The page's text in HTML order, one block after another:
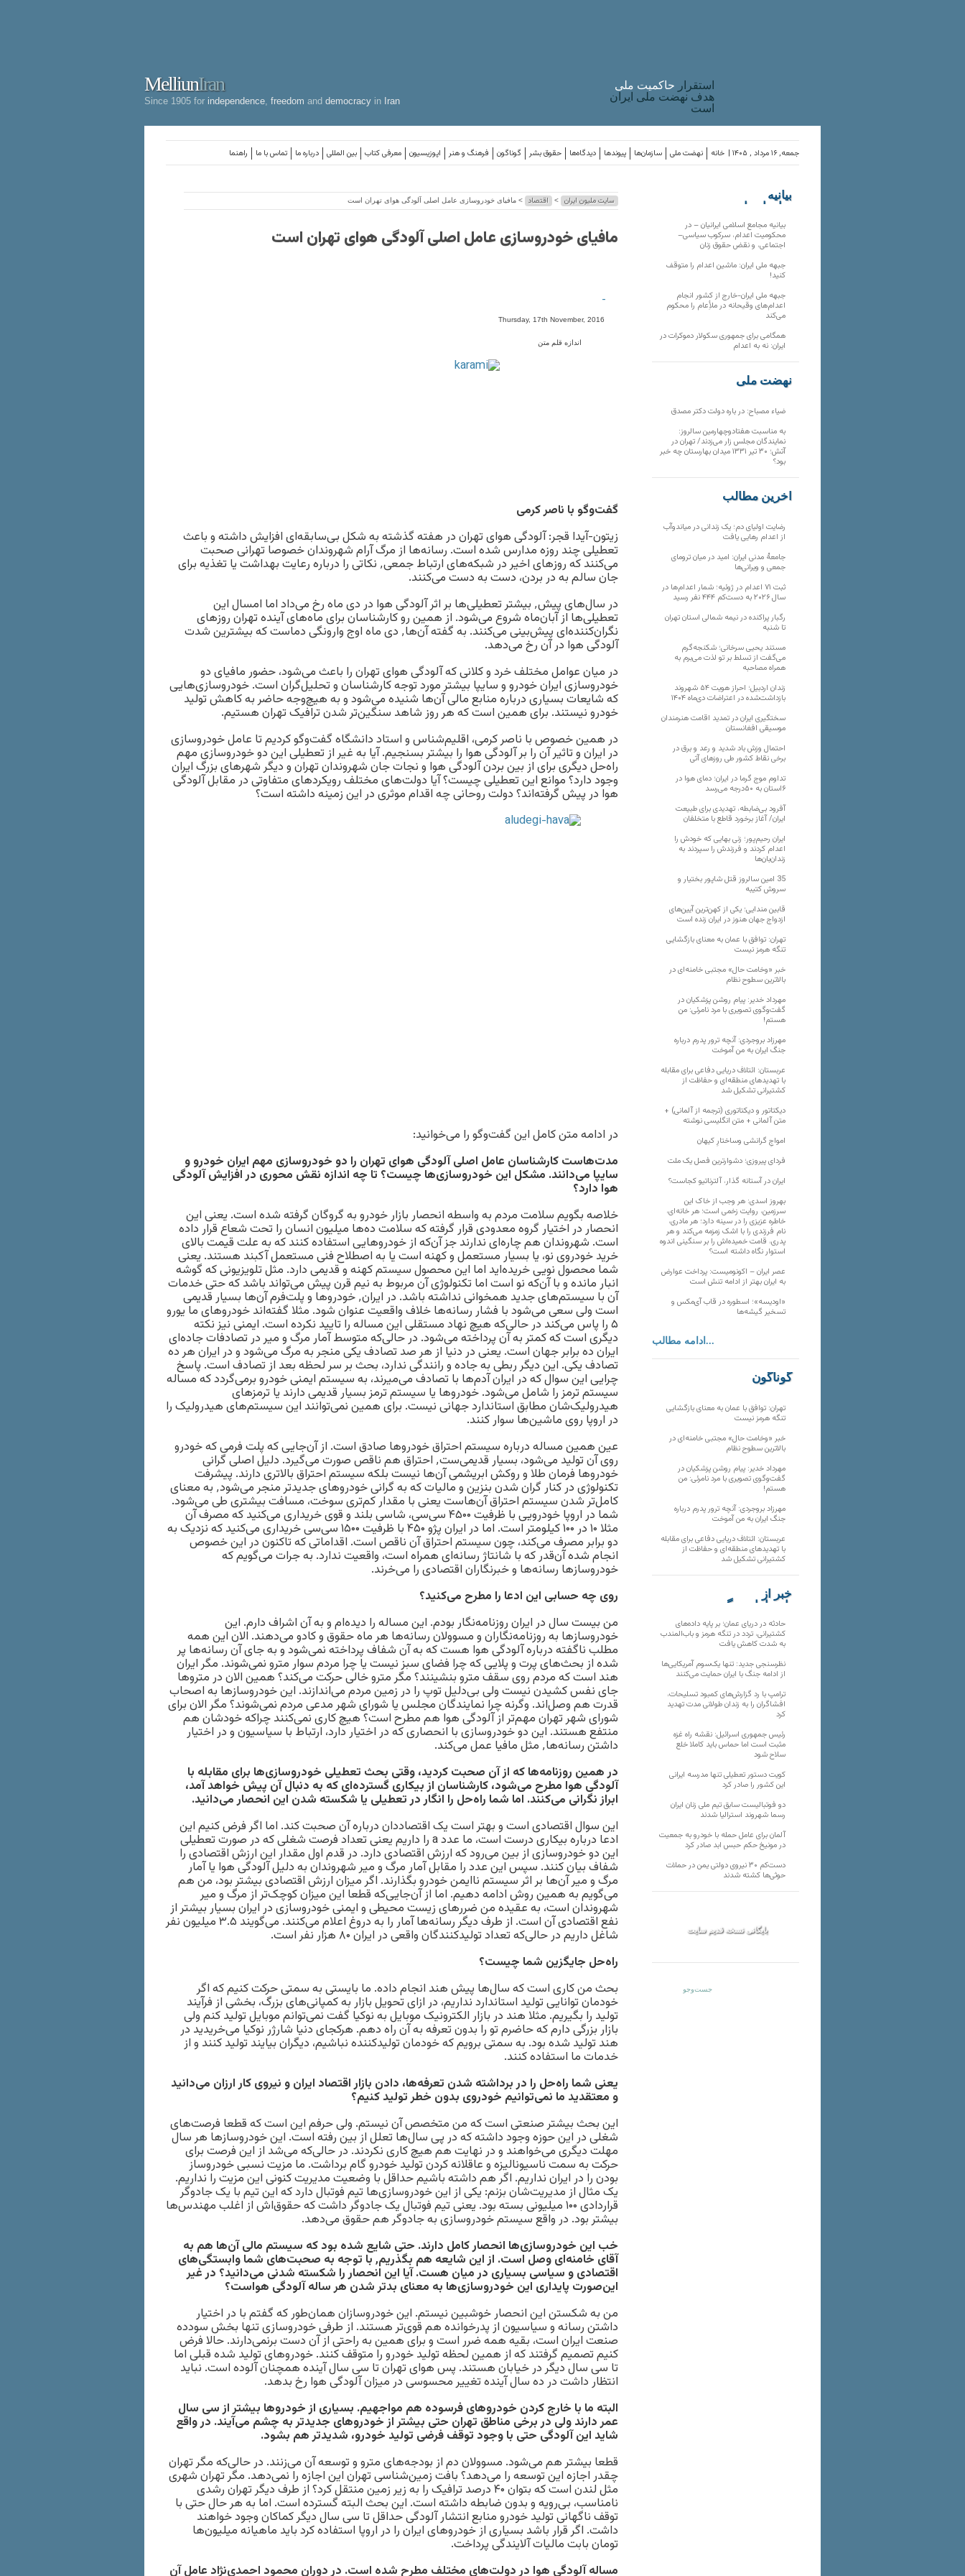
MelliunIran
Since 1905 for independence freedom and democracy in Iran
استقرار حاکميت ملی
هدف نهضت ملی ایران
است
راهنما تماس با ما درباره ما بین المللی معرفی کتاب اپوزیسیون فرهنگ و هنر گوناگون حقوق بشر دیدگاه‌ها پیوندها سازمان‌ها نهضت ملی خانه جمعه, ۱۶ مرداد , ۱۴۰۵ |
سایت ملیون ایران > اقتصاد > مافیای خودروسازی عامل اصلی آلودگی هوای تهران است
مافیای خودروسازی عامل اصلی آلودگی هوای تهران است
-
Thursday, 17th November, 2016
اندازه قلم متن
گفت‌وگو با ناصر کرمی
زیتون-‌آیدا قجر: آلودگی‌ هوای تهران در هفته گذشته به شکل بی‌سابقه‌ای افزایش داشته و باعث
تعطیلی چند روزه مدارس شده است. رسانه‌ها از مرگ آرام شهروندان خصوصا تهرانی صحبت
می‌کنند که روزهای اخیر در شبکه‌های ارتباط جمعی٬ نکاتی را درباره رعایت بهداشت یا تغذیه برای
جان سالم به در بردن، دست به دست می‌کنند.
در سال‌های پیش٬ بیشتر تعطیلی‌ها بر اثر آلودگی هوا در دی ماه رخ می‌داد اما امسال این
تعطیلی‌ها از آبان‌ماه شروع می‌شود. از همین رو کارشناسان برای ماه‌های آینده تهران روزهای
نگران‌کننده‌ای پیش‌بینی می‌کنند. به گفته آن‌ها٬ دی ماه اوج وارونگی دماست که بیشترین شدت
آلودگی هوا در آن رخ می‌دهد.
در میان عوامل مختلف خرد و کلانی که آلودگی هوای تهران را باعث می‌شود، حضور مافیای دو
خودروسازی ایران خودرو و سایپا بیشتر مورد توجه کارشناسان و تحلیل‌گران است. خودروسازی‌هایی
که شایعات بسیاری درباره منابع مالی آن‌ها شنیده می‌شود و به هیچ‌وجه حاضر به کاهش تولید
خودرو نیستند. برای همین است که هر روز شاهد سنگین‌تر شدن ترافیک تهران هستیم.
در همین خصوص با ناصر کرمی، اقلیم‌شناس و استاد دانشگاه گفت‌وگو کردیم تا عامل خودروسازی
در ایران و تاثیر آن را بر آلودگی هوا را بیشتر بسنجیم. آیا به غیر از تعطیلی این دو خودروسازی مهم
راه‌حل دیگری برای از بین بردن آلودگی هوا و نجات جان شهروندان تهران و دیگر شهرهای بزرگ ایران
وجود دارد؟ موانع این تعطیلی چیست؟ آیا دولت‌های مختلف رویکردهای متفاوتی در مقابل آلودگی
هوا در پیش گرفته‌اند؟ دولت روحانی چه اقدام موثری در این زمینه داشته است؟
در ادامه متن کامل این گفت‌وگو را می‌خوانید:
مدت‌هاست کارشناسان عامل اصلی آلودگی هوای تهران را دو خودروسازی مهم ایران خودرو و
سایپا می‌دانند. مشکل این خودروسازی‌ها چیست؟ تا چه اندازه نقش محوری در افزایش آلودگی
هوا دارد؟
خلاصه بگویم سلامت مردم به واسطه انحصار بازار خودرو به گروگان‌ گرفته شده است. یعنی این
انحصار در اختیار گروه معدودی قرار گرفته که سلامت ده‌ها میلیون انسان را تحت شعاع قرار داده
است. شهروندان هم چاره‌ای ندارند جز آن‌که از خودروهایی استفاده کنند که به علت قیمت بالای
خرید خودروی نو، یا بسیار مستعمل و کهنه است یا به اصطلاح فنی مستعمل آکبند هستند. یعنی
شما محصول نویی خریده‌اید اما این محصول سیستم کهنه و قدیمی دارد. مثل تلویزیونی که گوشه
انبار مانده و با آن‌که نو است اما تکنولوژی آن مربوط به نیم قرن پیش می‌تواند باشد که حتی خدمات
آن با سیستم‌های جدید همخوانی نداشته باشد. در ایران٬ خودروها و پلت‌فرم آن‌ها بسیار قدیمی
است ولی سعی می‌شود با فشار رسانه‌ها خلاف واقعیت عنوان شود. مثلا گفته‌اند خودروهای ما یورو
۵ را پاس می‌کند در حالی‌که هیچ نهاد مستقلی این مساله را تایید نکرده است. ایمنی نیز نکته
دیگری است که کمتر به آن پرداخته می‌شود. در حالی‌که متوسط آمار مرگ و میر در تصادفات جاده‌ای
ایران ده برابر جهان است. یعنی در دنیا از هر صد تصادف یکی منجر به مرگ می‌شود و در ایران هر ده
تصادف یکی. این دیگر ربطی به جاده و رانندگی ندارد، بحث بر سر لحظه بعد از تصادف است. پاسخ
چرایی این سوال که در ایران آدم‌ها با تصادف می‌میرند، به سیستم ایمنی خودرو برمی‌گردد که مساله
سیستم ترمز را شامل می‌شود. خودروها یا سیستم ترمز بسیار قدیمی دارند یا ترمزهای
هیدرولیک‌شان مطابق استاندارد جهانی نیست. برای همین نمی‌توانند این سیستم‌های هیدرولیک را
در اروپا روی ماشین‌ها سوار کنند.
عین همین مساله درباره سیستم احتراق خودروها صادق است. از آن‌جایی که پلت فرمی که خودرو
روی آن تولید می‌شود، بسیار قدیمی‌ست٬ احتراق هم ناقص صورت می‌گیرد. دلیل اصلی گرانی
خودروها فرمان طلا و روکش ابریشمی آن‌ها نیست بلکه سیستم احتراق بالاتری دارند. پیشرفت
تکنولوژی در کنار گران شدن بنزین و مالیات که به گرانی خودروهای جدیدتر منجر می‌شود٬ به معنای
کامل‌تر شدن سیستم احتراق آن‌هاست یعنی با مقدار کم‌تری سوخت، مسافت بیشتری طی می‌شود.
شما در اروپا خودرویی با ظرفیت ۴۵۰۰ سی‌سی‌، شاسی بلند و قوی خریداری می‌کنید که مصرف آن
مثلا ۱۰ در ۱۰۰ کیلومتر است. اما در ایران پژو ۴۵۰ با ظرفیت ۱۵۰۰ سی‌سی خریداری می‌کنید که نزدیک به
دو برابر مصرف می‌کند، چون سیستم احتراق آن ناقص است. اقداماتی که تاکنون در این خصوص
انجام شده آن‌قدر که با شانتاژ رسانه‌ای همراه است، واقعیت ندارد. به جرات می‌گویم که
خودروسازها رسانه‌ها و خبرنگاران اقتصادی را می‌خرند.
روی چه حسابی این ادعا را مطرح می‌کنید؟
من بیست سال در ایران روزنامه‌نگار بودم. این مساله را دیده‌ام و به آن اشراف دارم. این
خودروسازها به روزنامه‌نگاران و مسوولان رسانه‌ها هر ماه حقوق و کادو می‌دهند. الان این همه
مطلب ناگفته درباره آلودگی هوا هست که به آن شفاف پرداخته نمی‌شود و به جای آن رسانه‌ها پر
شده از بحث‌های پرت و پلایی که چرا فضای سبز نیست یا چرا مردم سوار مترو نمی‌شوند. مگر ایران
هند است که مردم روی سقف مترو بنشینند؟ مگر مترو خالی حرکت می‌کند؟ همین الان در متروها
جای نفس کشیدن نیست ولی بی‌دلیل توپ را در زمین مردم می‌اندازند. این خودروسازها به اصحاب
قدرت هم وصل‌اند. وگرنه چرا نمایندگان مجلس یا شورای شهر مدعی مردم نمی‌شوند؟ مگر الان برای
شورای شهر تهران مهم‌تر از آلودگی هوا هم مطرح است؟ هیچ کاری نمی‌کنند چراکه خودشان هم
منتفع هستند. این دو خودروسازی با انحصاری که در اختیار دارد، ارتباط با سیاسیون و در اختیار
داشتن رسانه‌ها٬ مثل مافیا عمل می‌کند.
در همین روزنامه‌ها که از آن صحبت کردید، وقتی بحث تعطیلی خودروسازی‌ها برای مقابله با
آلودگی هوا مطرح می‌شود، کارشناسان از بیکاری گسترده‌ای که به دنبال آن پیش خواهد آمد،
ابراز نگرانی می‌کنند. اما شما راه‌حل را انگار در تعطیلی یا شکسته شدن این انحصار می‌دانید.
این سوال اقتصادی است و بهتر است یک اقتصاددان درباره آن صحبت کند. اما اگر فرض کنیم این
ادعا درباره بیکاری درست است، ما عدد a را داریم یعنی تعداد فرصت شغلی که در صورت تعطیلی
این دو خودروسازی از بین می‌رود که ارزش اقتصادی دارد. در قدم اول مقدار این ارزش اقتصادی را
شفاف بیان کنند. سپس این عدد را مقابل آمار مرگ و میر شهروندان به دلیل آلودگی هوا یا آمار
مرگ و میر آن‌ها بر اثر سیستم ناایمن خودرو بگذارند. اگر میزان ارزش اقتصادی بیشتر بود، من هم
می‌گویم به همین روش ادامه دهیم. اما از آن‌جایی‌که قطعا این میزان کوچک‌تر از مرگ و میر
شهروندان است، به عقیده من ضررهای زیست محیطی و ایمنی خودروسازی در ایران بسیار بیشتر از
نفع اقتصادی آن است. از طرف دیگر رسانه‌ها آمار را به دروغ اعلام می‌کنند. می‌گویند ۳.۵ میلیون نفر
شاغل داریم در حالی‌که تعداد تولیدکنندگان واقعی در ایران ۸۰ هزار نفر است.
راه‌حل جایگزین شما چیست؟
بحث من کاری است که سال‌ها پیش هند انجام داده. ما بایستی به سمتی حرکت کنیم که اگر
خودمان توانایی تولید استاندارد نداریم، در ازای تحویل بازار به کمپانی‌های بزرگ، بخشی از فرآیند
تولید را بگیریم. مثلا هند در بازار الکترونیک موبایل به نوکیا گفت نمی‌توانم موبایل تولید کنم ولی
بازار بزرگی دارم که حاضرم تو را بدون تعرفه به آن راه دهم. هرکجای دنیا شارژر نوکیا می‌خریدید در
هند تولید شده بود. به سمتی برویم که خودمان تولیدکننده نباشیم، دیگران بیایند تولید کنند و از
خدمات ما استفاده کنند.
یعنی شما راه‌حل را در برداشته شدن تعرفه‌ها، دادن بازار اقتصاد ایران و نیروی کار ارزان می‌دانید
و معتقدید ما نمی‌‌توانیم خودروی بدون خطر تولید کنیم؟
این بحث بیشتر صنعتی است که من متخصص آن نیستم. ولی حرفم این است که قطعا فرصت‌های
شغلی در این حوزه وجود داشته که در پی سال‌ها تعلل از بین رفته است. این خودروسازها هر سال
مهلت دیگری می‌خواهند و در نهایت هم هیچ کاری نکردند. در حالی‌که می‌شد از این فرصت برای
حرکت به سمت ناسیونالیزه و عاقلانه کردن تولید خودرو گام برداشت. ما مزیت نسبی خودروساز
بودن را در ایران نداریم. اگر هم داشته باشیم حداقل با وضعیت مدیریت کنونی این مزیت را نداریم.
یک مثال از مدیریت‌شان بزنم: یکی از این خودروسازی‌ها تیم فوتبال دارد که این تیم با یک جادوگر
قراردادی ۱۰۰ میلیونی بسته بود. یعنی تیم فوتبال یک جادوگر داشت که حقوق‌اش از اغلب مهندس‌ها
بیشتر بود. در واقع سیستم خودروسازی به جادوگر هم حقوق می‌دهد.
خب این خودروسازی‌ها انحصار کامل دارند. حتی شایع شده بود که سیستم مالی آن‌ها هم به
آقای خامنه‌ای وصل است. از این شایعه هم بگذریم٬ با توجه به صحبت‌های شما وابستگی‌های
اقتصادی و سیاسی بسیاری در میان هست. آیا این انحصار را شکسته شدنی می‌دانید؟ در غیر
این‌صورت پایداری این خودروسازی‌ها به معنای بدتر شدن هر ساله آلودگی هواست؟
من به شکستن این انحصار خوشبین نیستم. این خودروسازان همان‌طور که گفتم با در اختیار
داشتن رسانه و سیاسیون از پدرخوانده هم قوی‌تر هستند. از طرفی خودروسازی تنها بخش سودده
صنعت ایران است، بقیه همه ضرر است و برای همین به راحتی از آن دست برنمی‌دارند. حالا فرض
کنیم تصمیم گرفتند که از همین لحظه تولید خودرو را متوقف کنند. خودروهای تولید شده قبلی اما
تا سی سال دیگر در خیابان هستند. پس هوای تهران تا سی سال آینده همچنان آلوده است. نباید
انتظار داشت در ده سال آینده تغییر محسوسی در میزان آلودگی هوا رخ بدهد.
البته ما با خارج کردن خودروهای فرسوده هم مواجهیم. بسیاری از خودروها بیشتر از سی سال
عمر دارند ولی در برخی مناطق تهران حتی بیشتر از خودروهای جدیدتر به چشم می‌آیند. در واقع
شاید این آلودگی حتی با وجود توقف فرضی تولید خودرو، شدیدتر هم بشود.
قطعا بیشتر هم می‌شود. مسوولان دم از بودجه‌های مترو و توسعه آن می‌زنند. در حالی‌که مگر تهران
چقدر اجازه این توسعه را می‌دهد؟ بافت زمین‌شناسی تهران این اجازه را نمی‌دهد. مگر تهران شهری
مثل لندن است که بتوان ۴۰ درصد ترافیک را به زیر زمین منتقل کرد؟ از طرف دیگر تهران رشدی
نامناسب، بی‌رویه و بدون ضابطه داشته است. این بحث البته گسترده است. اما به هر حال حتی با
توقف ناگهانی تولید خودرو منابع انتشار آلودگی حداقل تا سی سال دیگر کماکان وجود خواهند
داشت. اگر قرار باشد بسیاری از خودروهای ایران را در اروپا استفاده کرد باید ماهیانه میلیون‌ها
تومان بابت مالیات آلایندگی پرداخت.
مساله آلودگی هوا در دولت‌های مختلف مطرح شده است. در دوران محمود احمدی‌نژاد عامل آن
بیانیه
سازمان‌های
بیانیه مجامع اسلامی ایرانیان – در
محکومیت اعدام، سرکوب سیاسی–
اجتماعی، و نقض حقوق زنان
جبهه ملی ایران: ماشین اعدام را متوقف
کنید!
جبهه ملی ایران-خارج از کشور انجام
اعدام‌های وقیحانه در ملأِعام را محکوم
می‌کند
همگامی برای جمهوری سکولار دموکرات در
ایران: نه به اعدام
نهضت ملی
ضیاء مصباح: در باره دولت دکتر مصدق
به مناسبت هفتادوچهارمین سالروز:
نمایندگان مجلس زار می‌زدند/ تهران در
آتش؛ ۳۰ تیر ۱۳۳۱ میدان بهارستان چه خبر
بود؟
آخرین مطالب
رضایت اولیای دم؛ یک زندانی در میاندوآب
از اعدام رهایی یافت
جامعهٔ مدنی ایران: امید در میان ترومای
جمعی و ویرانی‌ها
ثبت ۷۱ اعدام در ژوئیه؛ شمار اعدام‌ها در
سال ۲۰۲۶ به دست‌کم ۴۴۴ نفر رسید
رگبار پراکنده در نیمه شمالی استان تهران
تا شنبه
مستند یحیی سرخانی؛ شکنجه‌گرم
می‌گفت از تسلط بر تو لذت می‌برم به
همراه مصاحبه
زندان اردبیل؛ احراز هویت ۵۴ شهروند
بازداشت‌شده در اعتراضات دی‌ماه ۱۴۰۴
سختگیری ایران در تمدید اقامت هنرمندان
موسیقی افغانستان
احتمال وزش باد شدید و رعد و برق در
برخی نقاط کشور طی روزهای آتی
تداوم موج گرما در ایران؛ دمای هوا در
۶استان به ۵۰درجه می‌رسد
آفرود بی‌ضابطه، تهدیدی برای طبیعت
ایران/ آغاز برخورد قاطع با متخلفان
ایران رحیم‌پور؛ زنی بهایی که خودش را
اعدام کردند و فرزندش را سپردند به
زندان‌بان‌ها
35 امین سالروز قتل شاپور بختیار و
سروش کتیبه
قابین مندایی؛ یکی از کهن‌ترین آیین‌های
ازدواج جهان هنوز در ایران زنده است
تهران: توافق با عمان به معنای بازگشایی
تنگه هرمز نیست
خبر «وخامت حال» مجتبی خامنه‌ای در
بالاترین سطوح نظام
مهرداد خدیر: پیام روشن پزشکیان در
گفت‌و‌گوی تصویری با مرد نامرئی: من
هستم!
مهرزاد بروجردی: آنچه ترور پدرم درباره
جنگ ایران به من آموخت
عربستان: ائتلاف دریایی دفاعی برای مقابله
با تهدیدهای منطقه‌ای و حفاظت از
کشتیرانی تشکیل شد
دیکتاتور و دیکتاتوری (ترجمه از آلمانی) +
متن آلمانی + متن انگلیسی نوشته
‌امواجِ گرانشی وساختارِ کیهان
فردای پیروزی؛ دشوارترین فصل یک ملت
ایران در آستانه گذار، آلترناتیو کجاست؟
بهروز اسدی: هر وجب از خاک‌ این
سرزمین، روایت زخمی است؛ هر خانه‌ای،
خاطره عزیزی را در سینه دارد؛ هر مادری،
نام فرزندی را با اشک زمزمه می‌کند و هر
پدری، قامت خمیده‌اش را بر سنگینی اندوه
استوار نگاه داشته است؟
عصر ایران – اکونومیست: پرداخت عوارض
به ایران بهتر از ادامه تنش است
«اودیسه»؛ اسطوره در قاب آی‌مکس و
تسخیر گیشه‌ها
ادامه مطالب...
گوناگون
تهران: توافق با عمان به معنای بازگشایی
تنگه هرمز نیست
خبر «وخامت حال» مجتبی خامنه‌ای در
بالاترین سطوح نظام
مهرداد خدیر: پیام روشن پزشکیان در
گفت‌و‌گوی تصویری با مرد نامرئی: من
هستم!
مهرزاد بروجردی: آنچه ترور پدرم درباره
جنگ ایران به من آموخت
عربستان: ائتلاف دریایی دفاعی برای مقابله
با تهدیدهای منطقه‌ای و حفاظت از
کشتیرانی تشکیل شد
خبر از
تارنماهای دیگر
حادثه در دریای عمان؛ بر پایه داده‌های
کشتیرانی، تردد در تنگه هرمز و باب‌المندب
به شدت کاهش یافت
نظرسنجی جدید: تنها یک‌سوم آمریکایی‌ها
از ادامه جنگ با ایران حمایت می‌کنند
ترامپ با رد گزارش‌های کمبود تسلیحات،
افشاگران را به زندان طولانی مدت تهدید
کرد
رئیس‌ جمهوری اسرائیل: نقشه راه غزه
مثبت است اما حماس باید کاملا خلع
سلاح شود
کویت دستور تعطیلی تنها مدرسه ایرانی
این کشور را صادر کرد
دو فوتبالیست سابق تیم ملی زنان ایران
رسما شهروند استرالیا شدند
آلمان برای عامل حمله با خودرو به جمعیت
در مونیخ حکم حبس ابد صادر کرد
دست‌کم ۳۰ نیروی دولتی یمن در حملات
حوثی‌ها کشته شدند
بایگانی نسخه قدیم سایت